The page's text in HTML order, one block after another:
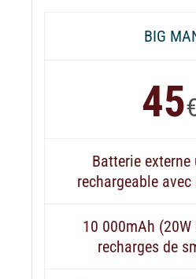
BIG
45€
Batterie
rechargeable
10 000mAh (20W
recharges de